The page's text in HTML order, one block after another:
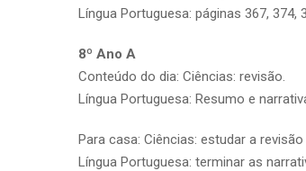
Língua Portuguesa: páginas 367, 374,
8º Ano A
Conteúdo do dia: Ciências: revisão.
Língua Portuguesa: Resumo e
Para casa: Ciências: estudar a revisão
Língua Portuguesa: terminar as